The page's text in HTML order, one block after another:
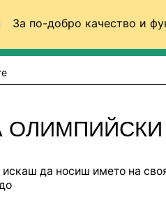
За по-добро качество и
(БГ)
ОЛИМПИЙСКИ
да носиш името на